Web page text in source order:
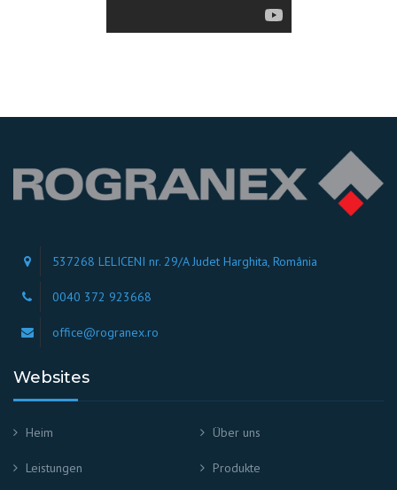
537268 LELICENI nr. 29/A Judet Harghita, România
0040 372 923668
office@rogranex.ro
Websites
Heim Über uns
Leistungen Produkte